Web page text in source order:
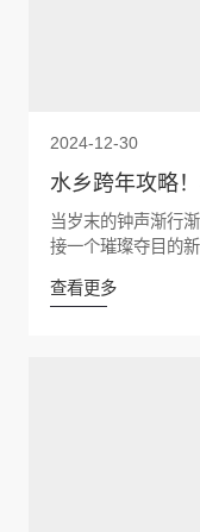
2024-12-30
水乡跨年攻略
当岁末的钟声渐行
接一个璀璨夺目的新
查看更多